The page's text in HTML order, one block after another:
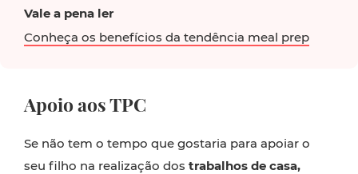
Vale a pena ler
Conheça os benefícios da tendência meal prep
Apoio aos TPC
Se não tem o tempo que gostaria para apoiar o
seu filho na realização dos trabalhos de casa,